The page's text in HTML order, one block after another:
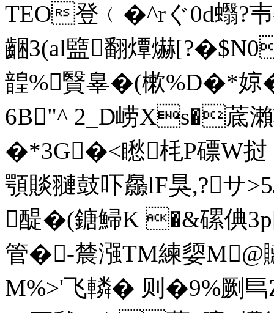
TEO登﹙�^rぐ0d蠮?壭
齫3(al盬翻燂爀
韹%贀辠�(樕%D�*婛�
6B"^ 2_D崂Xs�菧瀨
�*3G�<矁枆P磦W
顎賧翴鼓吓厵lF狊,?サ
醍�(鎕鯞K �&磥倎
管�-辳漒TM練媭M@
M%>'飞轔� 则�9%劂巪